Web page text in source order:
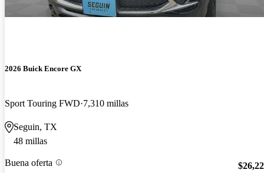
2026 Buick Encore GX
Sport Touring FWD 7,310 millas
Seguin, TX
48 millas
Buena oferta